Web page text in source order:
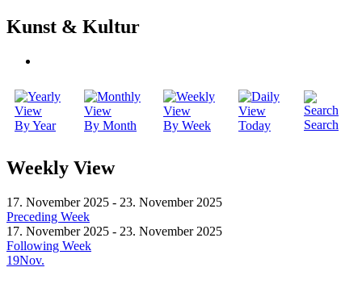
Kunst & Kultur
By Year By Month By Week Today Search
Weekly View
17. November 2025 - 23. November 2025
Preceding Week
17. November 2025 - 23. November 2025
Following Week
19Nov.